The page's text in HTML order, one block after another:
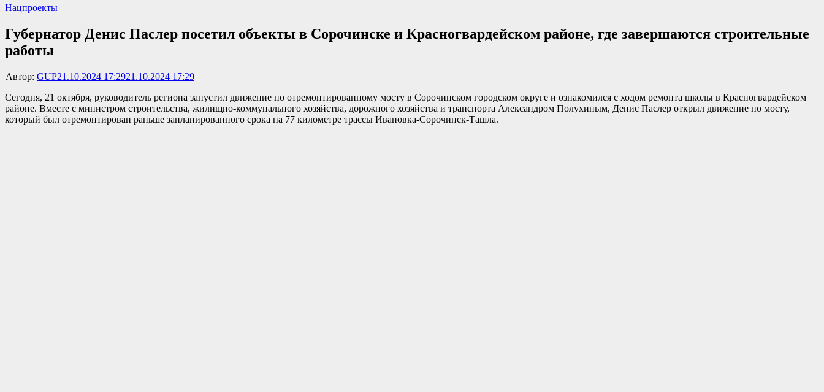
Нацпроекты
Губернатор Денис Паслер посетил объекты в Сорочинске и Красногвардейском районе, где завершаются строительные
работы
Автор: GUP21.10.2024 17:2921.10.2024 17:29
Сегодня, 21 октября, руководитель региона запустил движение по отремонтированному мосту в Сорочинском городском округе и ознакомился с ходом ремонта школы в Красногвардейском
районе. Вместе с министром строительства, жилищно-коммунального хозяйства, дорожного хозяйства и транспорта Александром Полухиным, Денис Паслер открыл движение по мосту,
который был отремонтирован раньше запланированного срока на 77 километре трассы Ивановка-Сорочинск-Ташла.